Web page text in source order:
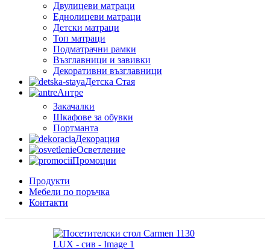
Двулицеви матраци
Еднолицеви матраци
Детски матраци
Топ матраци
Подматрачни рамки
Възглавници и завивки
Декоративни възглавници
Детска Стая
Антре
Закачалки
Шкафове за обувки
Портманта
Декорация
Осветление
Промоции
Продукти
Мебели по поръчка
Контакти